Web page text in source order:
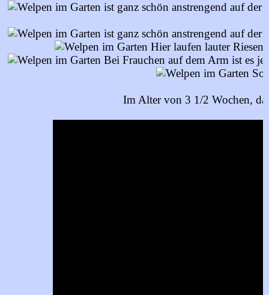
ist ganz schön anstrengend auf der
ist ganz schön anstrengend auf der
Hier laufen lauter Riesen
Bei Frauchen auf dem Arm ist es
Im Alter von 3 1/2 Wochen,